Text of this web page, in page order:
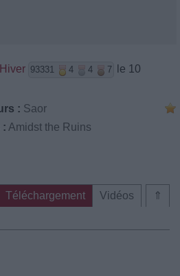
93331 4 4 7
le 10
: Saor
: Amidst the Ruins
⇑
Téléchargement
Vidéos